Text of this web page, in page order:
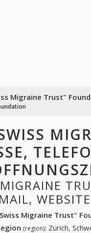
Migraine Trust"
Migraine Trust"
(region): Zürich,